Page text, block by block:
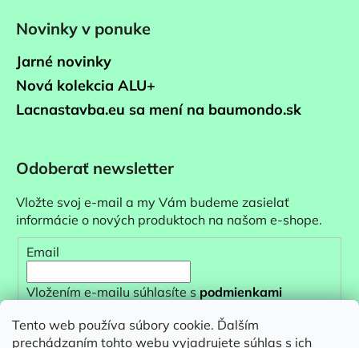
Tento web používa súbory cookie. Ďalším
prechádzaním tohto webu vyjadrujete súhlas s ich
Novinky v ponuke
Jarné novinky
Nová kolekcia ALU+
Lacnastavba.eu sa mení na baumondo.sk
Odoberať newsletter
Vložte svoj e-mail a my Vám budeme zasielať
informácie o nových produktoch na našom e-shope.
Email
Vložením e-mailu súhlasíte spodmienkami